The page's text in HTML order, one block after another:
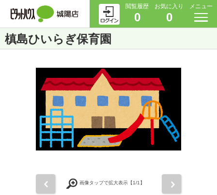
閲覧履歴
0
お気に入り
0
メニュー
槙島ひいらぎ保育園
画像タップで拡大表示【1/1】